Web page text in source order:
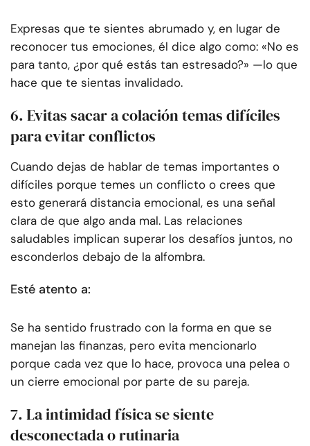
Expresas que te sientes abrumado y, en lugar de
reconocer tus emociones, él dice algo como: «No es
para tanto, ¿por qué estás tan estresado?» —lo que
hace que te sientas invalidado.
6. Evitas sacar a colación temas difíciles
para evitar conflictos
Cuando dejas de hablar de temas importantes o
difíciles porque temes un conflicto o crees que
esto generará distancia emocional, es una señal
clara de que algo anda mal. Las relaciones
saludables implican superar los desafíos juntos, no
esconderlos debajo de la alfombra.
Esté atento a:
Se ha sentido frustrado con la forma en que se
manejan las finanzas, pero evita mencionarlo
porque cada vez que lo hace, provoca una pelea o
un cierre emocional por parte de su pareja.
7. La intimidad física se siente
desconectada o rutinaria